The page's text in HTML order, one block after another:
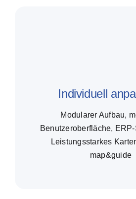
Individuell
Modularer Aufbau,
Benutzeroberfläche,
Leistungsstarkes
map&guide